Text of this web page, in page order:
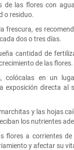
de las flores con
o residuo.
frescura, es
dos o tres días.
cantidad de
de las flores.
colócalas en un
exposición directa al
y las hojas
los nutrientes
flores a corrientes
y afectar su